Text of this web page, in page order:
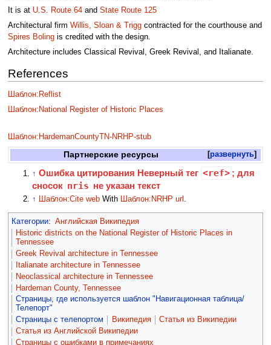
It is at U.S. Route 64and State Route 125
Architectural firm Willis, Sloan & Triggcontracted for the courthouse and
Spires Bolingis credited with the design.
Architecture includes Classical Revival, Greek Revival, and Italianate.
References
Шаблон:Reflist
Шаблон:National Register of Historic Places
Шаблон:HardemanCountyTN-NRHP-stub
развернуть
Партнерские ресурсы
↑ Ошибка цитирования Неверный тег <ref> ; для
сносок nris не указан текст
↑ Шаблон:Cite web With Шаблон:NRHP url
Категории: Английская Википедия
Historic districts on the National Register of Historic Places in
Tennessee
Greek Revival architecture in Tennessee
Italianate architecture in Tennessee
Neoclassical architecture in Tennessee
Hardeman County, Tennessee
Страницы, где используется шаблон "Навигационная таблица/
Телепорт"
Страницы с телепортом
Википедия
Статья из Википедии
Статья из Английской Википедии
Страницы с ошибками в примечаниях